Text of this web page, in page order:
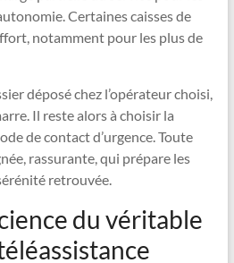
Certaines caisses de
notamment pour les plus de
déposé chez l’opérateur choisi,
Il reste alors à choisir la
de contact d’urgence. Toute
rassurante, qui prépare les
retrouvée.
du véritable